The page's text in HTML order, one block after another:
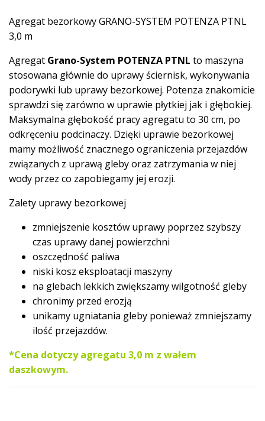
42
000,00 zł.
3.0
m
Agregat bezorkowy GRANO-SYSTEM POTENZA PTNL
3,0 m
Agregat Grano-System POTENZA PTNL to maszyna
stosowana głównie do uprawy ściernisk, wykonywania
podorywki lub uprawy bezorkowej. Potenza znakomicie
sprawdzi się zarówno w uprawie płytkiej jak i głębokiej.
Maksymalna głębokość pracy agregatu to 30 cm, po
odkręceniu podcinaczy. Dzięki uprawie bezorkowej
mamy możliwość znacznego ograniczenia przejazdów
związanych z uprawą gleby oraz zatrzymania w niej
wody przez co zapobiegamy jej erozji.
Zalety uprawy bezorkowej
zmniejszenie kosztów uprawy poprzez szybszy
czas uprawy danej powierzchni
oszczędność paliwa
niski kosz eksploatacji maszyny
na glebach lekkich zwiększamy wilgotność gleby
chronimy przed erozją
unikamy ugniatania gleby ponieważ zmniejszamy
ilość przejazdów.
*Cena dotyczy agregatu 3,0 m z wałem
daszkowym.